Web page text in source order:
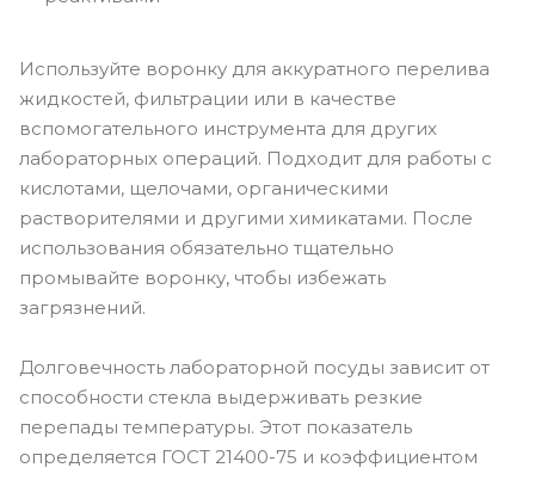
Используйте воронку для аккуратного перелива
жидкостей, фильтрации или в качестве
вспомогательного инструмента для других
лабораторных операций. Подходит для работы с
кислотами, щелочами, органическими
растворителями и другими химикатами. После
использования обязательно тщательно
промывайте воронку, чтобы избежать
загрязнений.
Долговечность лабораторной посуды зависит от
способности стекла выдерживать резкие
перепады температуры. Этот показатель
определяется ГОСТ 21400-75 и коэффициентом